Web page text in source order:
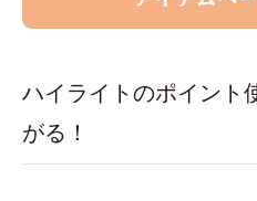
ハイライトのポイント
がる！